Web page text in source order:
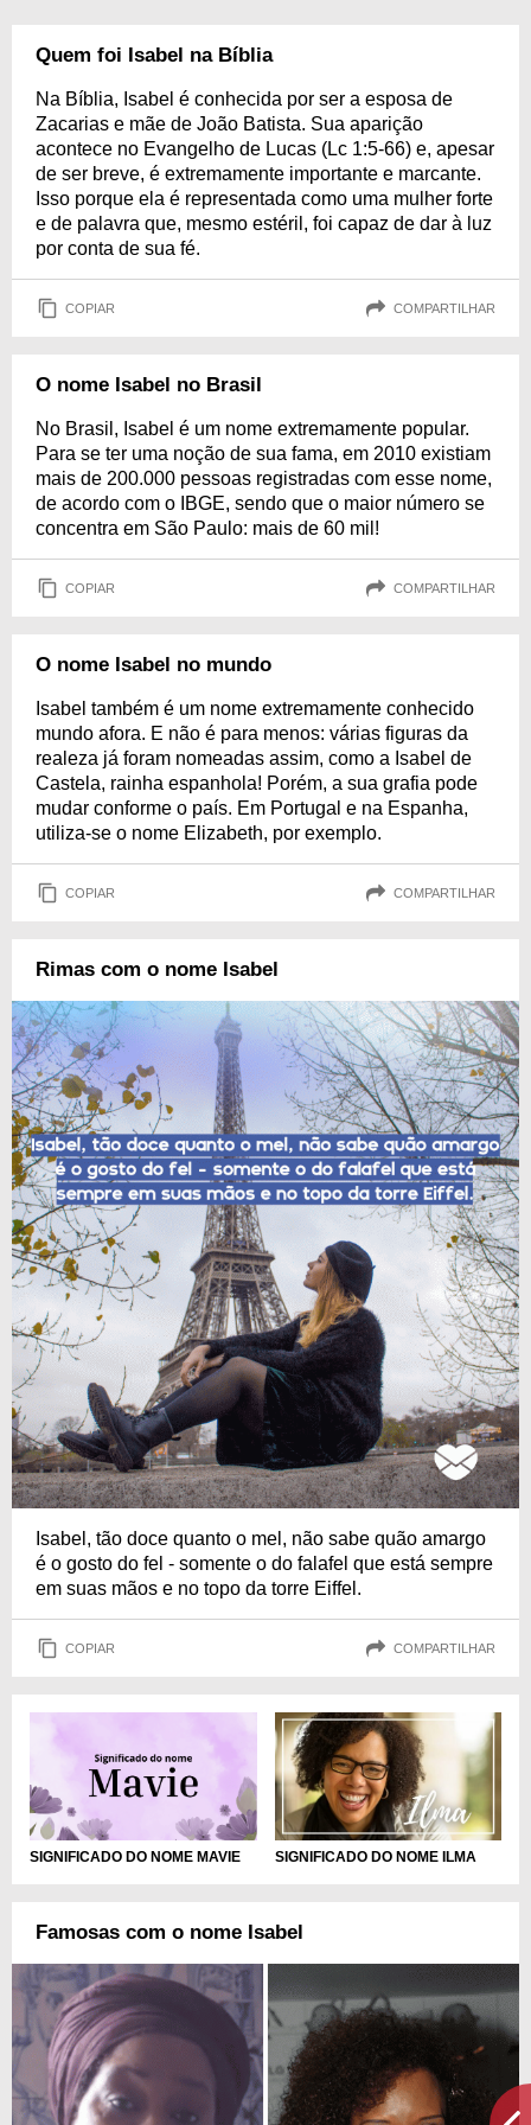
Quem foi Isabel na Bíblia
Na Bíblia, Isabel é conhecida por ser a esposa de
Zacarias e mãe de João Batista. Sua aparição
acontece no Evangelho de Lucas (Lc 1:5-66) e, apesar
de ser breve, é extremamente importante e marcante.
Isso porque ela é representada como uma mulher forte
e de palavra que, mesmo estéril, foi capaz de dar à luz
por conta de sua fé.
COPIAR COMPARTILHAR
O nome Isabel no Brasil
No Brasil, Isabel é um nome extremamente popular.
Para se ter uma noção de sua fama, em 2010 existiam
mais de 200.000 pessoas registradas com esse nome,
de acordo com o IBGE, sendo que o maior número se
concentra em São Paulo: mais de 60 mil!
COPIAR COMPARTILHAR
O nome Isabel no mundo
Isabel também é um nome extremamente conhecido
mundo afora. E não é para menos: várias figuras da
realeza já foram nomeadas assim, como a Isabel de
Castela, rainha espanhola! Porém, a sua grafia pode
mudar conforme o país. Em Portugal e na Espanha,
utiliza-se o nome Elizabeth, por exemplo.
COPIAR COMPARTILHAR
Rimas com o nome Isabel
Isabel, tão doce quanto o mel, não sabe quão amargo
é o gosto do fel - somente o do falafel que está sempre
em suas mãos e no topo da torre Eiffel.
COPIAR COMPARTILHAR
SIGNIFICADO DO NOME MAVIE SIGNIFICADO DO NOME ILMA
Famosas com o nome Isabel